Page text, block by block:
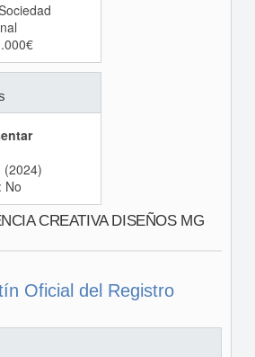
No
CREATIVA DISEÑOS MG
Oficial del Registro